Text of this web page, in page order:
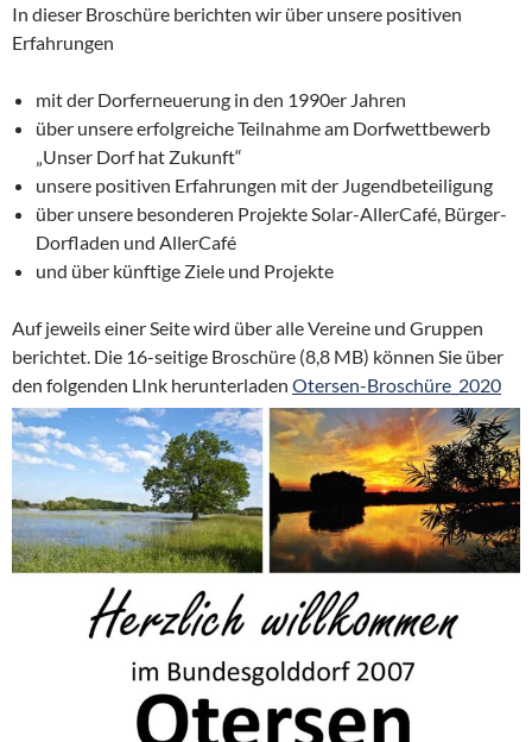
In dieser Broschüre berichten wir über unsere positiven
Erfahrungen
mit der Dorferneuerung in den 1990er Jahren
über unsere erfolgreiche Teilnahme am Dorfwettbewerb
„Unser Dorf hat Zukunft“
unsere positiven Erfahrungen mit der Jugendbeteiligung
über unsere besonderen Projekte Solar-AllerCafé, Bürger-
Dorfladen und AllerCafé
und über künftige Ziele und Projekte
Auf jeweils einer Seite wird über alle Vereine und Gruppen
berichtet. Die 16-seitige Broschüre (8,8 MB) können Sie über
den folgenden LInk herunterladen Otersen-Broschüre_2020